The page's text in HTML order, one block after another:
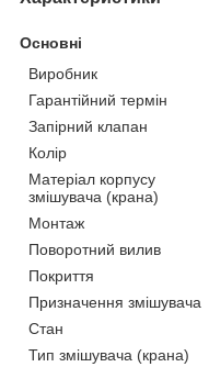
Основні
Виробник
Гарантійний термін
Запірний клапан
Колір
Матеріал корпусу
змішувача (крана)
Монтаж
Поворотний вилив
Покриття
Призначення змішувача
Стан
Тип змішувача (крана)